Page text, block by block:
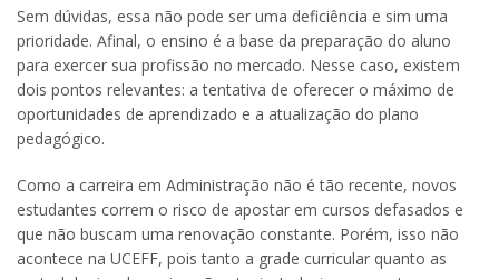
Sem dúvidas, essa não pode ser uma deficiência e sim uma
prioridade. Afinal, o ensino é a base da preparação do aluno
para exercer sua profissão no mercado. Nesse caso, existem
dois pontos relevantes: a tentativa de oferecer o máximo de
oportunidades de aprendizado e a atualização do plano
pedagógico.
Como a carreira em Administração não é tão recente, novos
estudantes correm o risco de apostar em cursos defasados e
que não buscam uma renovação constante. Porém, isso não
acontece na UCEFF, pois tanto a grade curricular quanto as